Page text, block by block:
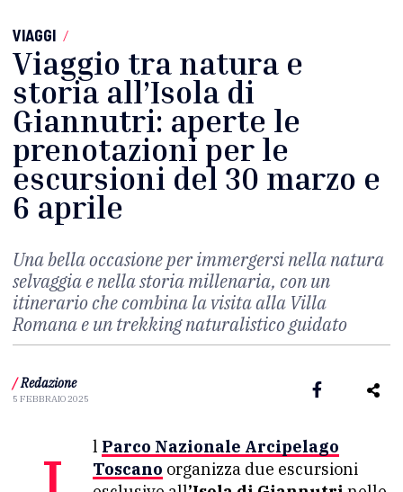
VIAGGI /
Viaggio tra natura e
storia all’Isola di
Giannutri: aperte le
prenotazioni per le
escursioni del 30 marzo e
6 aprile
Una bella occasione per immergersi nella natura
selvaggia e nella storia millenaria, con un
itinerario che combina la visita alla Villa
Romana e un trekking naturalistico guidato
/ Redazione
5 FEBBRAIO 2025
Il Parco Nazionale Arcipelago
Toscano organizza due escursioni